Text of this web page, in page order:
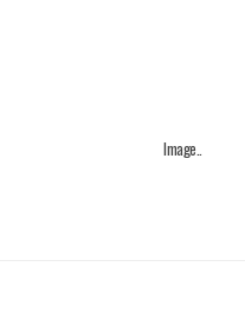
Image..